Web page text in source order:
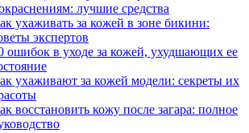
лучшие средства
ухаживать за кожей в зоне бикини:
экспертов
ошибок в уходе за кожей, ухудшающих ее
ухаживают за кожей модели: секреты их
восстановить кожу после загара: полное